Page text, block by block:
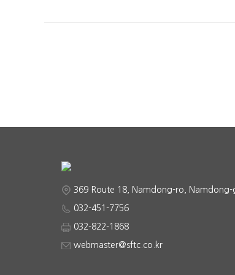
369 Route 18, Namdong-ro, Namdong-
032-451-7756
032-822-1868
webmaster@sftc.co.kr